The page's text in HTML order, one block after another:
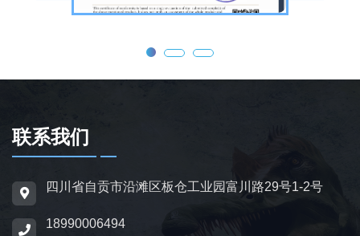
态效果，皮肤采用环保硅胶材质，还原史前恐
大型雕塑，覆盖霸王龙、三角龙、剑龙、长颈
龙、翼龙等常见品类，同时支持恐龙化石骨架
场景摆放。
为适配亲子游乐场景，公司推出恐龙电动车与
防滑车轮、限速装置及安全扶手，适用于乐
联系我们
四川省自贡市沿滩区板仓工业园富川路29号1-2号
18990006494